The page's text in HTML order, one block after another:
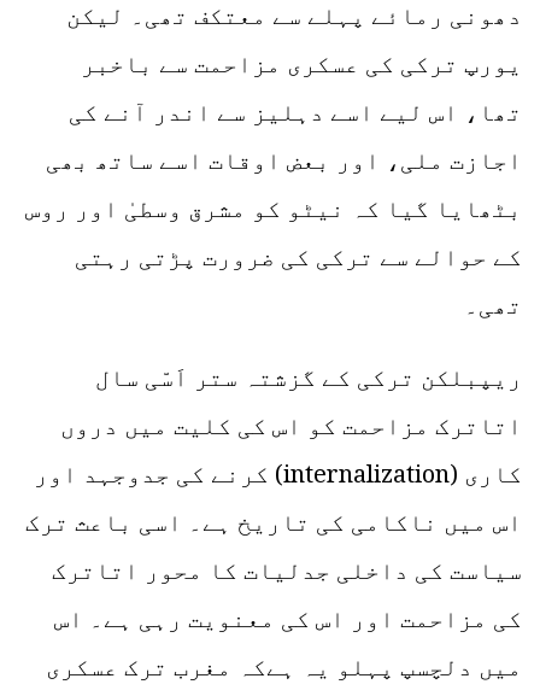
دھونی رمائے پہلے سے معتکف تھی۔ لیکن
یورپ ترکی کی عسکری مزاحمت سے باخبر
تھا، اس لیے اسے دہلیز سے اندر آنے کی
اجازت ملی، اور بعض اوقات اسے ساتھ بھی
بٹھایا گیا کہ نیٹو کو مشرق وسطیٰ اور روس
کے حوالے سے ترکی کی ضرورت پڑتی رہتی
تھی۔
ریپبلکن ترکی کے گزشتہ ستر اَسّی سال
اتاترک مزاحمت کو اس کی کلیت میں دروں
کاری (internalization) کرنے کی جدوجہد اور
اس میں ناکامی کی تاریخ ہے۔ اسی باعث ترک
سیاست کی داخلی جدلیات کا محور اتاترک
کی مزاحمت اور اس کی معنویت رہی ہے۔ اس
میں دلچسپ پہلو یہ ہےکہ مغرب ترک عسکری